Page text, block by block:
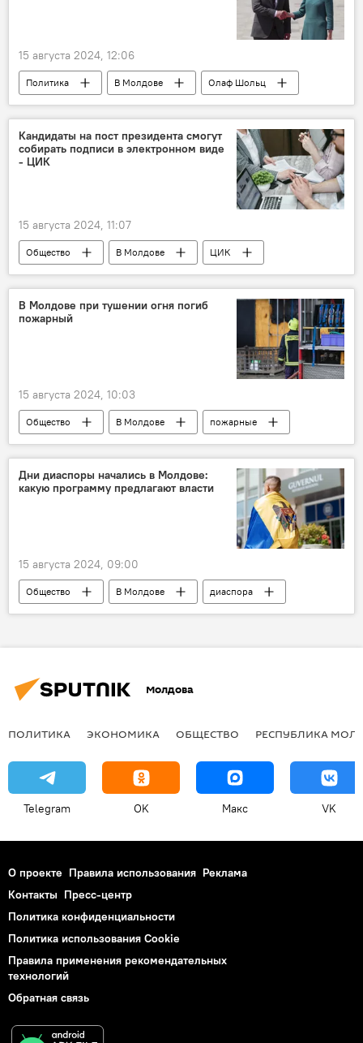
15 августа 2024, 12:06
Политика В Молдове
Олаф Шольц
Балтия
Кандидаты на пост президента смогут
собирать подписи в электронном виде
- ЦИК
15 августа 2024, 11:07
Общество В Молдове
ЦИК
подписи
В Молдове при тушении огня погиб
пожарный
15 августа 2024, 10:03
Общество В Молдове пожарные
Дни диаспоры начались в Молдове:
какую программу предлагают власти
15 августа 2024, 09:00
Общество В Молдове диаспора
Молдова
ПОЛИТИКА ЭКОНОМИКА ОБЩЕСТВО РЕСПУБЛИКА
Telegram OK Макс VK
О проекте Правила использования Реклама
Контакты Пресс-центр
Политика конфиденциальности
Политика использования Cookie
Правила применения рекомендательных
технологий
Обратная связь